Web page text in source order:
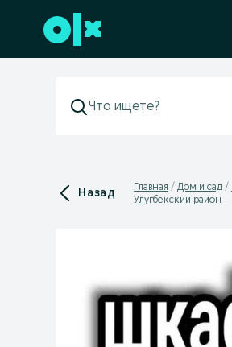
Перейти к нижнему колонтитулу
Назад Главная Дом и сад
Улугбекский район